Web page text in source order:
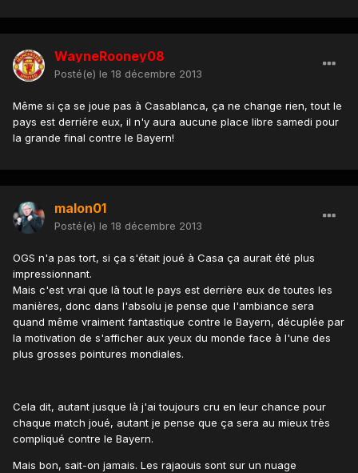
WayneRooney08
Posté(e) le 18 décembre 2013
Même si ça se joue pas à Casablanca, ça ne change rien, tout le
pays est derriére eux, il n'y aura aucune place libre samedi pour
la grande final contre le Bayern!
malon01
Posté(e) le 18 décembre 2013
OGS n'a pas tort, si ça s'était joué à Casa ça aurait été plus
impressionnant.
Mais c'est vrai que là tout le pays est derrière eux de toutes les
manières, donc dans l'absolu je pense que l'ambiance sera
quand même vraiment fantastique contre le Bayern, décuplée par
la motivation de s'afficher aux yeux du monde face à l'une des
plus grosses pointures mondiales.
Cela dit, autant jusque là j'ai toujours cru en leur chance pour
chaque match joué, autant je pense que ça sera au mieux très
compliqué contre le Bayern.
Mais bon, sait-on jamais. Les rajaouis sont sur un nuage